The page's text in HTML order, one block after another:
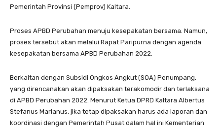
Pemerintah Provinsi (Pemprov) Kaltara.
Proses APBD Perubahan menuju kesepakatan bersama. Namun,
proses tersebut akan melalui Rapat Paripurna dengan agenda
kesepakatan bersama APBD Perubahan 2022.
Berkaitan dengan Subsidi Ongkos Angkut (SOA) Penumpang,
yang direncanakan akan dipaksakan terakomodir dan terlaksana
di APBD Perubahan 2022. Menurut Ketua DPRD Kaltara Albertus
Stefanus Marianus, jika tetap dipaksakan harus ada laporan dan
koordinasi dengan Pemerintah Pusat dalam hal ini Kementerian